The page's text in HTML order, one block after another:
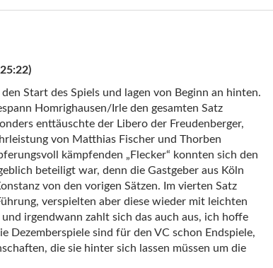
Start des Spiels und lagen von Beginn an hinten.
Homrighausen/Irle den gesamten Satz
enttäuschte der Libero der Freudenberger,
von Matthias Fischer und Thorben
kämpfenden „Flecker“ konnten sich den
beteiligt war, denn die Gastgeber aus Köln
von den vorigen Sätzen. Im vierten Satz
verspielten aber diese wieder mit leichten
irgendwann zahlt sich das auch aus, ich hoffe
Dezemberspiele sind für den VC schon Endspiele,
die sie hinter sich lassen müssen um die